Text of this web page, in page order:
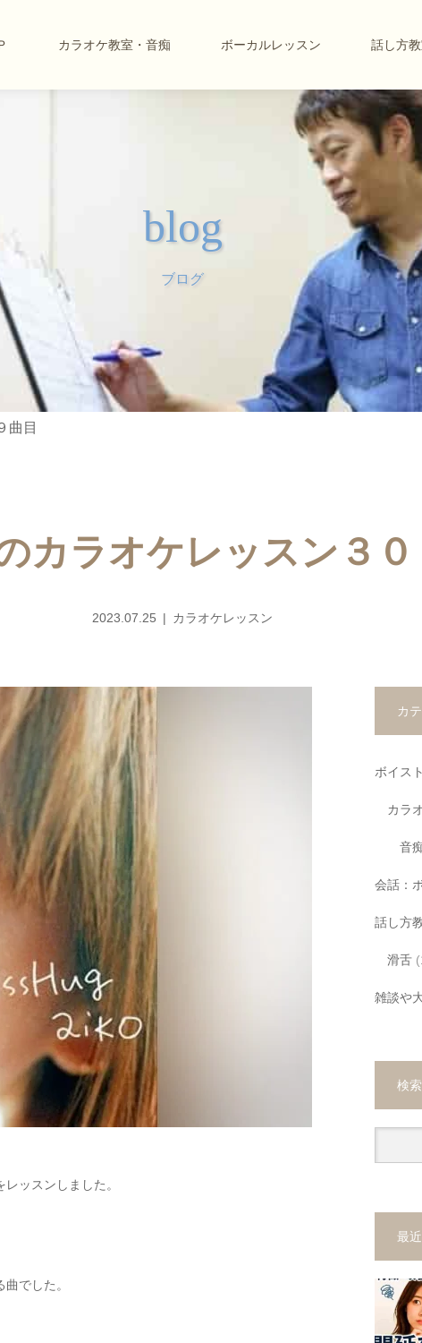
カラオケ教室・音痴 ボーカルレッスン 話し方
blog
ブログ
曲目
カラオケレッスン３０
2023.07.25 カラオケレッスン
ッスンしました。
でした。
カ
ボイス
カラ
音
会話：
話し方
滑舌
雑談や
検
最